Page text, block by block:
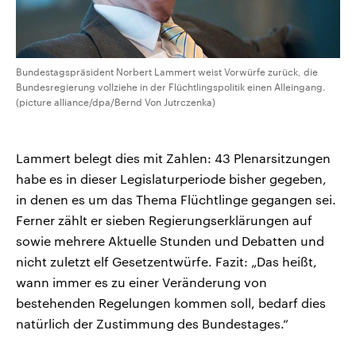
Bundestagspräsident Norbert Lammert weist Vorwürfe zurück, die
Bundesregierung vollziehe in der Flüchtlingspolitik einen Alleingang.
(picture alliance/dpa/Bernd Von Jutrczenka)
Lammert belegt dies mit Zahlen: 43 Plenarsitzungen
habe es in dieser Legislaturperiode bisher gegeben,
in denen es um das Thema Flüchtlinge gegangen sei.
Ferner zählt er sieben Regierungserklärungen auf
sowie mehrere Aktuelle Stunden und Debatten und
nicht zuletzt elf Gesetzentwürfe. Fazit: „Das heißt,
wann immer es zu einer Veränderung von
bestehenden Regelungen kommen soll, bedarf dies
natürlich der Zustimmung des Bundestages.“